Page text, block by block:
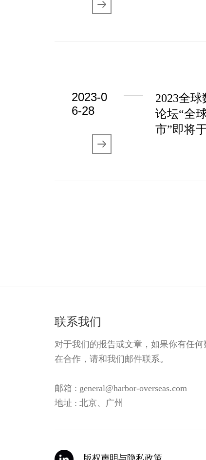
2023-0
6-28
2023全
论坛“全
市”即将
联系我们
对于我们的报告或文章，如果你有任
在合作，请和我们邮件联系。
邮箱 : general@harbor-overseas.com
地址 : 北京、广州